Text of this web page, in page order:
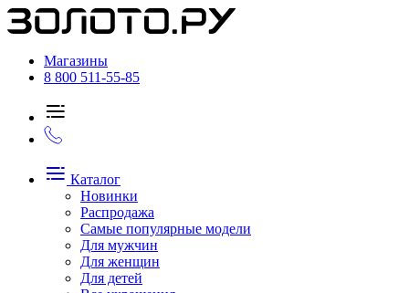
Магазины
8 800 511-55-85
Каталог
Новинки
Распродажа
Самые популярные модели
Для мужчин
Для женщин
Для детей